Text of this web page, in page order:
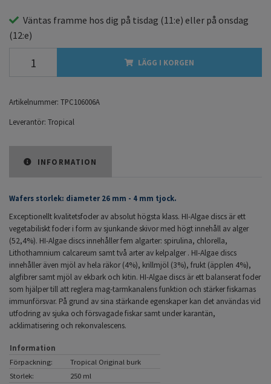
Väntas framme hos dig på tisdag (11:e) eller på onsdag
(12:e)
LÄGG I KORGEN
Artikelnummer: TPC106006A
Leverantör: Tropical
INFORMATION
Wafers storlek: diameter 26 mm - 4 mm tjock.
Exceptionellt kvalitetsfoder av absolut högsta klass. HI-Algae discs är ett
vegetabiliskt foder i form av sjunkande skivor med högt innehåll av alger
(52,4%). HI-Algae discs innehåller fem algarter: spirulina, chlorella,
Lithothamnium calcareum samt två arter av kelpalger . HI-Algae discs
innehåller även mjöl av hela räkor (4%), krillmjöl (3%), frukt (äpplen 4%),
algfibrer samt mjöl av ekbark och kitin. HI-Algae discs är ett balanserat foder
som hjälper till att reglera mag-tarmkanalens funktion och stärker fiskarnas
immunförsvar. På grund av sina stärkande egenskaper kan det användas vid
utfodring av sjuka och försvagade fiskar samt under karantän,
acklimatisering och rekonvalescens.
Information
Förpackning:
Tropical Original burk
Storlek:
250 ml